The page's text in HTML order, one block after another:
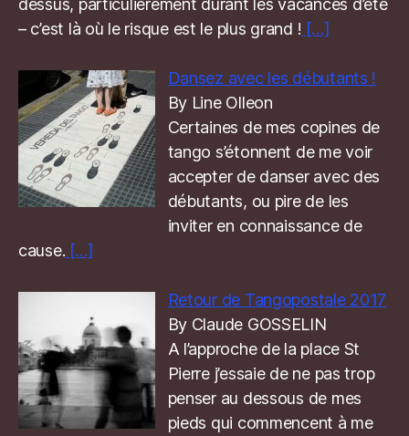
– c’est là où le risque est le plus grand ! […]
Dansez avec les débutants !
By Line Olleon
Certaines de mes copines de
tango s’étonnent de me voir
accepter de danser avec des
débutants, ou pire de les
inviter en connaissance de
cause. […]
Retour de Tangopostale 2017
By Claude GOSSELIN
A l’approche de la place St
Pierre j’essaie de ne pas trop
penser au dessous de mes
pieds qui commencent à me